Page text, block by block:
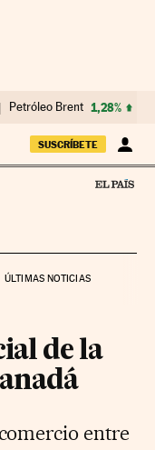
Petróleo Brent 1,28%
SUSCRÍBETE
ÚLTIMAS NOTICIAS
de la
entre